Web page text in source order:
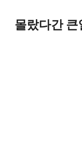
몰랐다간 큰